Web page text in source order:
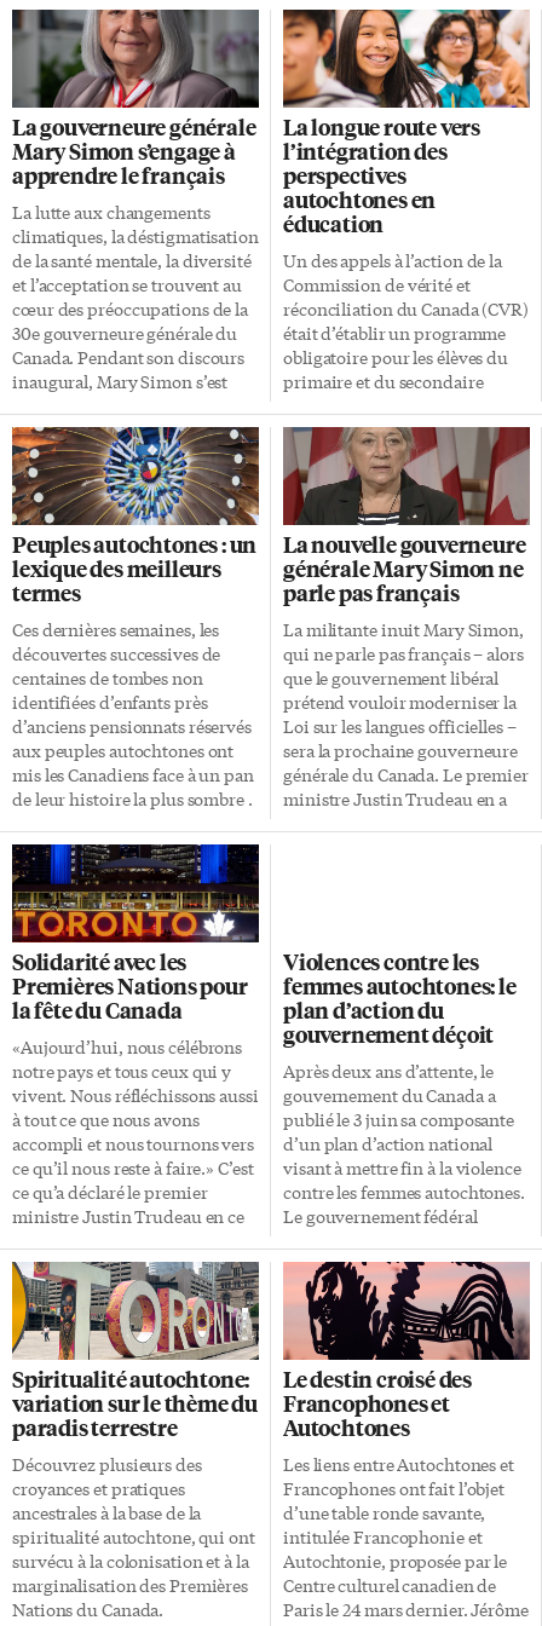
La gouverneure générale
Mary Simon s’engage à
apprendre le français
La lutte aux changements
climatiques, la déstigmatisation
de la santé mentale, la diversité
et l’acceptation se trouvent au
cœur des préoccupations de la
30e gouverneure générale du
Canada. Pendant son discours
inaugural, Mary Simon s’est
apprendre le français. «Ma
langue maternelle, l’inuktitut,
est la langue qui définit les
Inuits comme peuple. Et c’est le
fondement même de notre
survie. Ma langue seconde,
l’anglais, m’a ouvert les portes
du reste du monde. Je
m’engage à apprendre l’autre
langue officielle du Canada, le
français», a déclaré la nouvelle
gouverneure lors de sa
cérémonie d’installation à
Ottawa, ce lundi 26 juillet. […]
La longue route vers
l’intégration des
perspectives
autochtones en
éducation
Un des appels à l’action de la
Commission de vérité et
réconciliation du Canada (CVR)
était d’établir un programme
obligatoire pour les élèves du
primaire et du secondaire
traités, de même que les
contributions passées et
contemporaines des peuples
autochtones à l’histoire du
Canada». Où en est-on
maintenant avec cette
perspectives autochtones en
éducation? Les découvertes de
tombes d’enfants non marquées
sur les terrains d’anciens
pensionnats autochtones ont
suscité la consternation à
travers le Canada. Pourtant,
cette situation était bien
connue des communautés
autochtones. La CVR en avait
2015. […]
Peuples autochtones : un
lexique des meilleurs
termes
Ces dernières semaines, les
découvertes successives de
centaines de tombes non
identifiées d’enfants près
d’anciens pensionnats réservés
aux peuples autochtones ont
mis les Canadiens face à un pan
de leur histoire la plus sombre .
s’éduquent, discutent et
participent à des marches en
soutien aux peuples
autochtones dont les droits les
plus fondamentaux ont été
bafoués. Dans ce contexte plus
que sensible, Francopresse s’est
attaché à produire un lexique
des termes de bases à utiliser
pour éviter que les mots ne
blessent autant que les actes.
Termes généraux Peuples
autochtones : Terme utilisé
au paragraphe 35 (1) de la Loi
constitutionnelle de […]
La nouvelle gouverneure
générale Mary Simon ne
parle pas français
La militante inuit Mary Simon,
qui ne parle pas français – alors
que le gouvernement libéral
prétend vouloir moderniser la
Loi sur les langues officielles –
sera la prochaine gouverneure
générale du Canada. Le premier
ministre Justin Trudeau en a
sur le climat de travail à Rideau
Hall. Le juge en chef de la Cour
suprême, Richard Wagner,
assurait l’intérim. Mary Simon
devient la 30e gouverneure
générale du Canada. «Mme
Simon […]
Solidarité avec les
Premières Nations pour
la fête du Canada
«Aujourd’hui, nous célébrons
notre pays et tous ceux qui y
vivent. Nous réfléchissons aussi
à tout ce que nous avons
accompli et nous tournons vers
ce qu’il nous reste à faire.» C’est
ce qu’a déclaré le premier
ministre Justin Trudeau en ce
un message 2021 dont chaque
mot a sûrement été pesé et sous-
pesé par une armée de
conseillers politiques. Après
plus d’un an de sacrifices pour
enrayer la pandémie de covid,
et après les récentes
découvertes de centaines de
tombes d’enfants autochtones
près des anciens pensionnats, le
gouvernement libéral n’a pas
versé dans […]
Violences contre les
femmes autochtones: le
plan d’action du
gouvernement déçoit
Après deux ans d’attente, le
gouvernement du Canada a
publié le 3 juin sa composante
d’un plan d’action national
visant à mettre fin à la violence
contre les femmes autochtones.
Le gouvernement fédéral
contre le racisme dans le
système de santé, à soutenir les
services de sécurité
communautaires et à améliorer
l’accès à la justice. Trop peu,
trop tard pour les femmes
autochtones Plusieurs femmes
autochtones estiment cette
réponse insuffisante et tardive.
«Il n’y a aucune mesure
tangible, aucun échéancier
clair, aucun budget établi»,
déplore Lynne Groulx,
présidente de l’Association des
femmes autochtones du Canada
Spiritualité autochtone:
variation sur le thème du
paradis terrestre
Découvrez plusieurs des
croyances et pratiques
ancestrales à la base de la
spiritualité autochtone, qui ont
survécu à la colonisation et à la
marginalisation des Premières
Nations du Canada.
Le destin croisé des
Francophones et
Autochtones
Les liens entre Autochtones et
Francophones ont fait l’objet
d’une table ronde savante,
intitulée Francophonie et
Autochtonie, proposée par le
Centre culturel canadien de
Paris le 24 mars dernier. Jérôme